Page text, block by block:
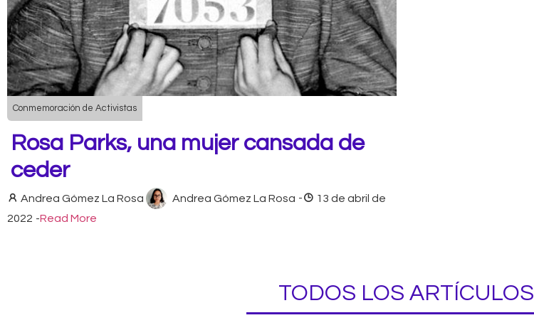
Conmemoración de Activistas
Rosa Parks, una mujer cansada de
ceder
Andrea Gómez La Rosa Andrea Gómez La Rosa -
13 de abril de
2022 -Read More
TODOS LOS ARTÍCULOS